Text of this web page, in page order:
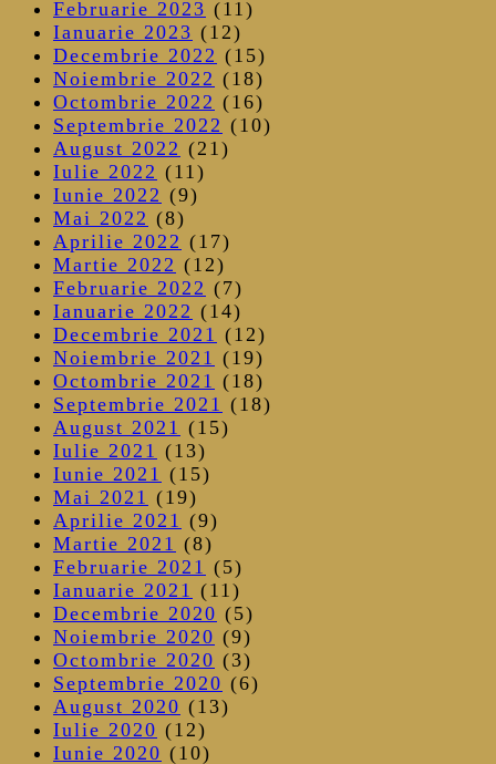
Februarie 2023 (11)
Ianuarie 2023 (12)
Decembrie 2022 (15)
Noiembrie 2022 (18)
Octombrie 2022 (16)
Septembrie 2022 (10)
August 2022 (21)
Iulie 2022 (11)
Iunie 2022 (9)
Mai 2022 (8)
Aprilie 2022 (17)
Martie 2022 (12)
Februarie 2022 (7)
Ianuarie 2022 (14)
Decembrie 2021 (12)
Noiembrie 2021 (19)
Octombrie 2021 (18)
Septembrie 2021 (18)
August 2021 (15)
Iulie 2021 (13)
Iunie 2021 (15)
Mai 2021 (19)
Aprilie 2021 (9)
Martie 2021 (8)
Februarie 2021 (5)
Ianuarie 2021 (11)
Decembrie 2020 (5)
Noiembrie 2020 (9)
Octombrie 2020 (3)
Septembrie 2020 (6)
August 2020 (13)
Iulie 2020 (12)
Iunie 2020 (10)